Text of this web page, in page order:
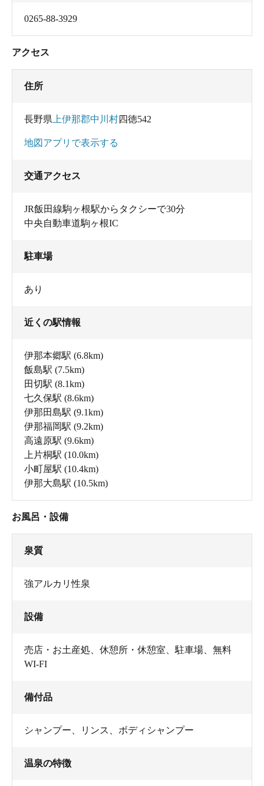
0265-88-3929
アクセス
住所
長野県 上伊那郡中川村四徳542
地図アプリで表示する
交通アクセス
JR飯田線駒ヶ根駅からタクシーで30分
中央自動車道駒ヶ根IC
駐車場
あり
近くの駅情報
伊那本郷駅 (6.8km)
飯島駅 (7.5km)
田切駅 (8.1km)
七久保駅 (8.6km)
伊那田島駅 (9.1km)
伊那福岡駅 (9.2km)
高遠原駅 (9.6km)
上片桐駅 (10.0km)
小町屋駅 (10.4km)
伊那大島駅 (10.5km)
お風呂・設備
泉質
強アルカリ性泉
設備
売店・お土産処 休憩所・休憩室 駐車場
無料
WI-FI
備付品
シャンプー リンス ボディシャンプー
温泉の特徴